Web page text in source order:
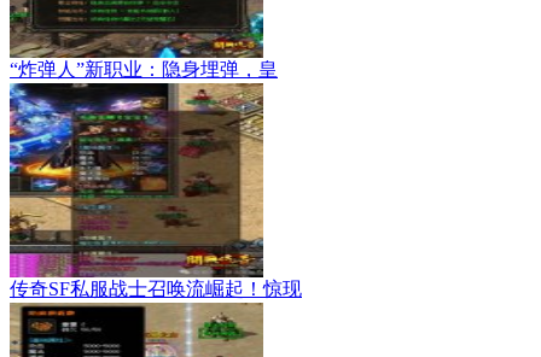
“炸弹人”新职业：隐身埋弹，皇
传奇SF私服战士召唤流崛起！惊现